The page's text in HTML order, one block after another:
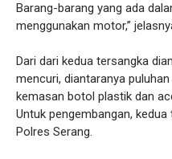
Barang-barang yang ada
menggunakan motor,”
Dari dari kedua tersangka
mencuri, diantaranya
kemasan botol plastik dan
Untuk pengembangan,
Polres Serang.